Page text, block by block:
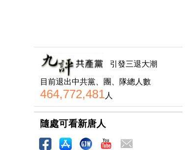
引發三退大潮
目前退出中共黨、團、隊總人數
464,772,481人
隨處可看新唐人